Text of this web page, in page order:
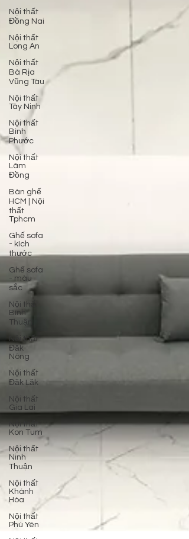
Nội thất
Đồng Nai
Nội thất
Long An
Nội thất
Bà Rịa
Vũng Tàu
Nội thất
Tây Ninh
Nội thất
Bình
Phước
Nội thất
Lâm
Đồng
Bàn ghế
HCM | Nội
thất
Tphcm
Ghế sofa
- kích
thước
Ghế sofa
- màu
sắc
Nội thất
Bình
Thuận
Nội thất
Đăk
Nông
Nội thất
Đăk Lăk
Nội thất
Gia Lai
Nội thất
Kon Tum
Nội thất
Ninh
Thuận
Nội thất
Khánh
Hòa
Nội thất
Phú Yên